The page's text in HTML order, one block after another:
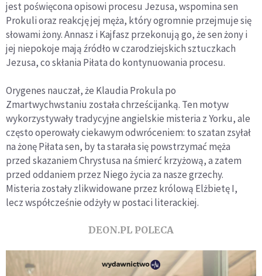
jest poświęcona opisowi procesu Jezusa, wspomina sen
Prokuli oraz reakcję jej męża, który ogromnie przejmuje się
słowami żony. Annasz i Kajfasz przekonują go, że sen żony i
jej niepokoje mają źródło w czarodziejskich sztuczkach
Jezusa, co skłania Piłata do kontynuowania procesu.
Orygenes nauczał, że Klaudia Prokula po
Zmartwychwstaniu została chrześcijanką. Ten motyw
wykorzystywały tradycyjne angielskie misteria z Yorku, ale
często operowały ciekawym odwróceniem: to szatan zsyłał
na żonę Piłata sen, by ta starała się powstrzymać męża
przed skazaniem Chrystusa na śmierć krzyżową, a zatem
przed oddaniem przez Niego życia za nasze grzechy.
Misteria zostały zlikwidowane przez królową Elżbietę I,
lecz współcześnie odżyły w postaci literackiej.
DEON.PL POLECA